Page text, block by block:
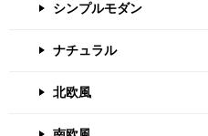
シンプルモダン
ナチュラル
北欧風